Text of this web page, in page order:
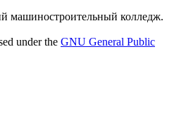
машиностроительный колледж.
under the GNU General Public